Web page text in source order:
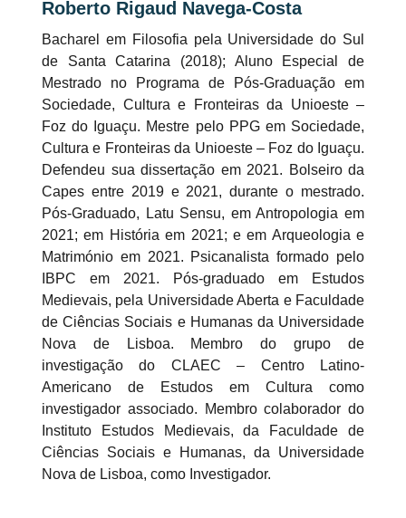
Roberto Rigaud Navega-Costa
Bacharel em Filosofia pela Universidade do Sul
de Santa Catarina (2018); Aluno Especial de
Mestrado no Programa de Pós-Graduação em
Sociedade, Cultura e Fronteiras da Unioeste –
Foz do Iguaçu. Mestre pelo PPG em Sociedade,
Cultura e Fronteiras da Unioeste – Foz do Iguaçu.
Defendeu sua dissertação em 2021. Bolseiro da
Capes entre 2019 e 2021, durante o mestrado.
Pós-Graduado, Latu Sensu, em Antropologia em
2021; em História em 2021; e em Arqueologia e
Matrimónio em 2021. Psicanalista formado pelo
IBPC em 2021. Pós-graduado em Estudos
Medievais, pela Universidade Aberta e Faculdade
de Ciências Sociais e Humanas da Universidade
Nova de Lisboa. Membro do grupo de
investigação do CLAEC – Centro Latino-
Americano de Estudos em Cultura como
investigador associado. Membro colaborador do
Instituto Estudos Medievais, da Faculdade de
Ciências Sociais e Humanas, da Universidade
Nova de Lisboa, como Investigador.